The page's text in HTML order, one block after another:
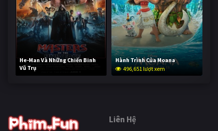
He-Man Và Những Chiến Binh
Vũ Trụ
245,699 lượt xem
Hành Trình Của Moana
496,651 lượt xem
Liên Hệ